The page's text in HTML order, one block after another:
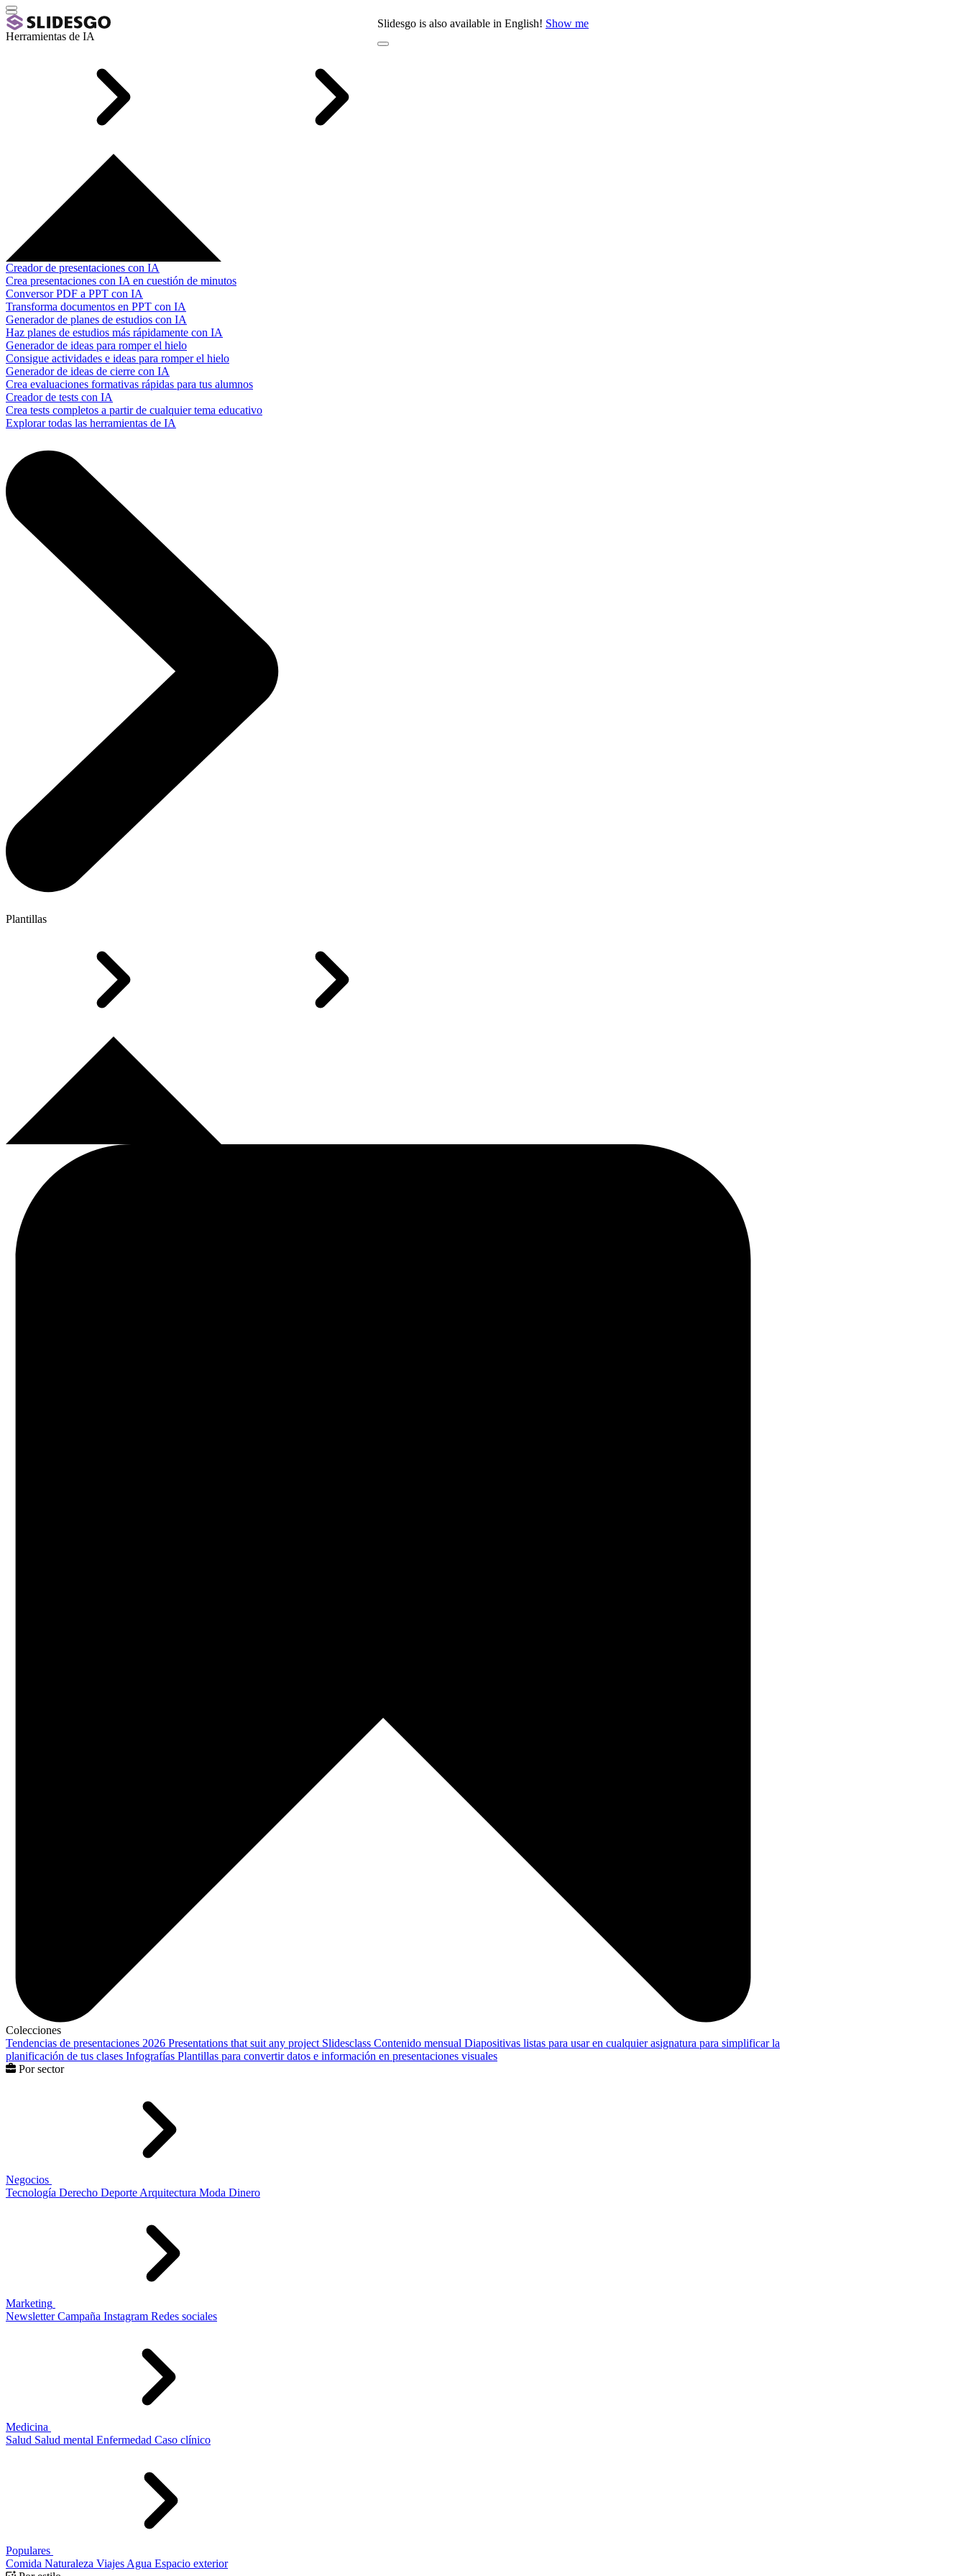
Slidesgo is also available in English! Show me
Herramientas de IA
Creador de presentaciones con IA
Crea presentaciones con IA en cuestión de minutos
Conversor PDF a PPT con IA
Transforma documentos en PPT con IA
Generador de planes de estudios con IA
Haz planes de estudios más rápidamente con IA
Generador de ideas para romper el hielo
Consigue actividades e ideas para romper el hielo
Generador de ideas de cierre con IA
Crea evaluaciones formativas rápidas para tus alumnos
Creador de tests con IA
Crea tests completos a partir de cualquier tema educativo
Explorar todas las herramientas de IA
Plantillas
Colecciones
Tendencias de presentaciones 2026 Presentations that suit any project Slidesclass Contenido mensual Diapositivas listas para usar en cualquier asignatura para simplificar la
planificación de tus clases Infografías Plantillas para convertir datos e información en presentaciones visuales
Por sector
Negocios
Tecnología Derecho Deporte Arquitectura Moda Dinero
Marketing
Newsletter Campaña Instagram Redes sociales
Medicina
Salud Salud mental Enfermedad Caso clínico
Populares
Comida Naturaleza Viajes Agua Espacio exterior